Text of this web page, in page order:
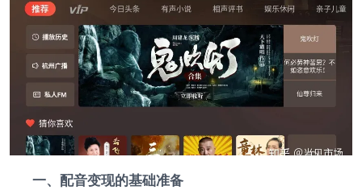
一、配音变现的基础准备